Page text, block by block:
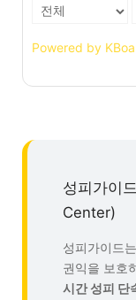
Powered by
성피가이
Center)
성피가이드는
권익을 보호
시간 성피 단